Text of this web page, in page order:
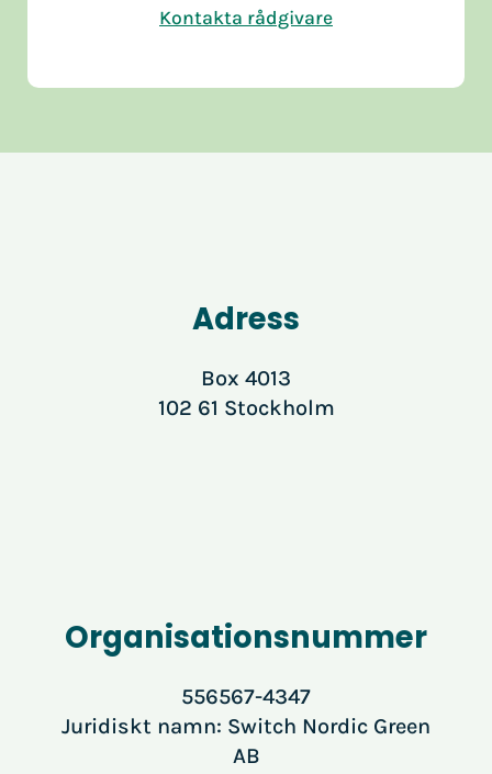
Kontakta rådgivare
Adress
Box 4013
102 61 Stockholm
Organisationsnummer
556567-4347
Juridiskt namn: Switch Nordic Green
AB